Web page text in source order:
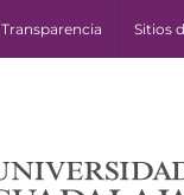
Transparencia Sitios